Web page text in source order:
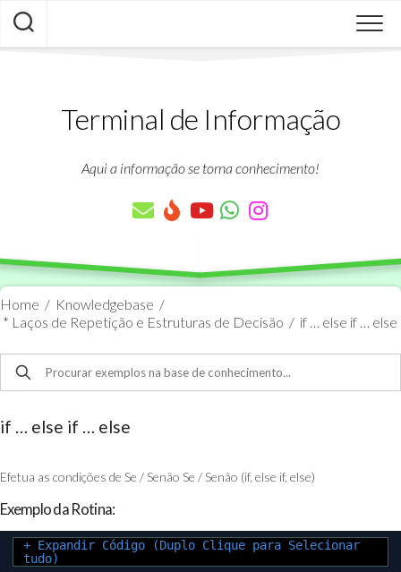
Skip
content
Terminal de Informação
Aqui a informação se torna conhecimento!
Home / Knowledgebase /
* Laços de Repetição e Estruturas de Decisão / if … else if … else
if … else if … else
Efetua as condições de Se / Senão Se / Senão (if, else if, else)
Exemplo da Rotina:
+ Expandir Código (Duplo Clique para Selecionar
tudo)